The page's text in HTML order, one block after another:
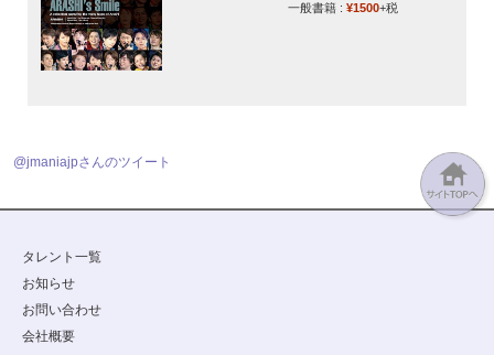
一般書籍 : ¥1500+税
@jmaniajpさんのツイート
タレント一覧
お知らせ
お問い合わせ
会社概要